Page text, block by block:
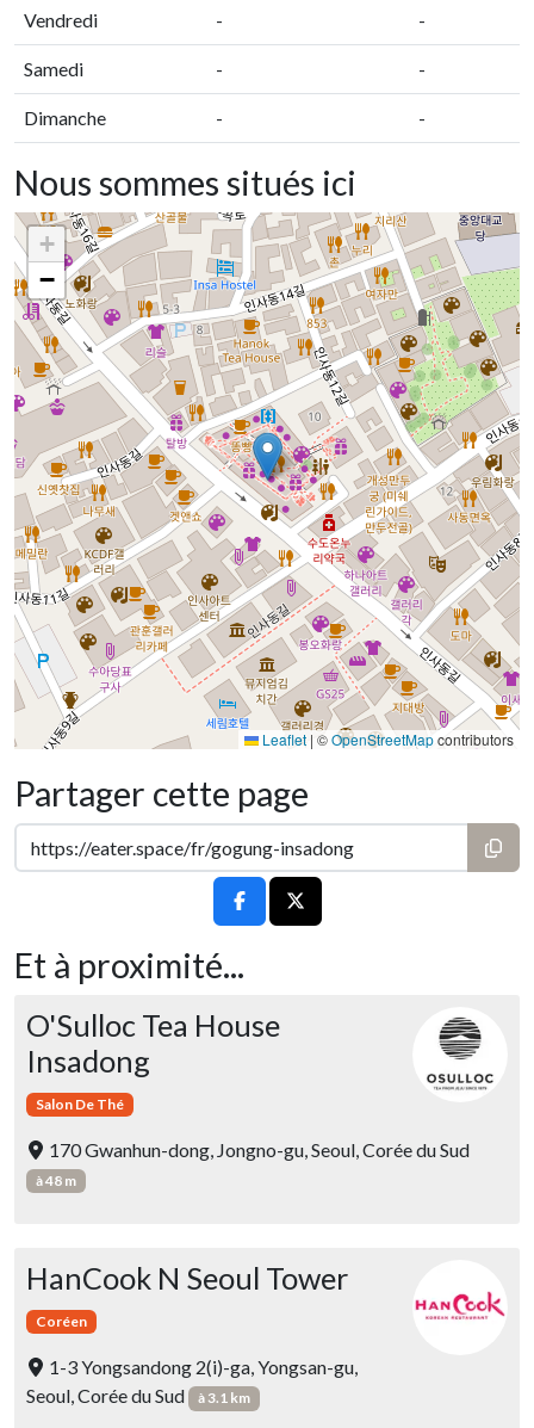
Vendredi - -
Samedi - -
Dimanche - -
Nous sommes situés ici
+
−
Leaflet | ©OpenStreetMapcontributors
Partager cette page
Et à proximité...
O'Sulloc Tea House
Insadong
Salon De Thé
170 Gwanhun-dong, Jongno-gu, Seoul, Corée du Sud
à 48 m
HanCook N Seoul Tower
Coréen
1-3 Yongsandong 2(i)-ga, Yongsan-gu,
Seoul, Corée du Sud
à 3.1 km